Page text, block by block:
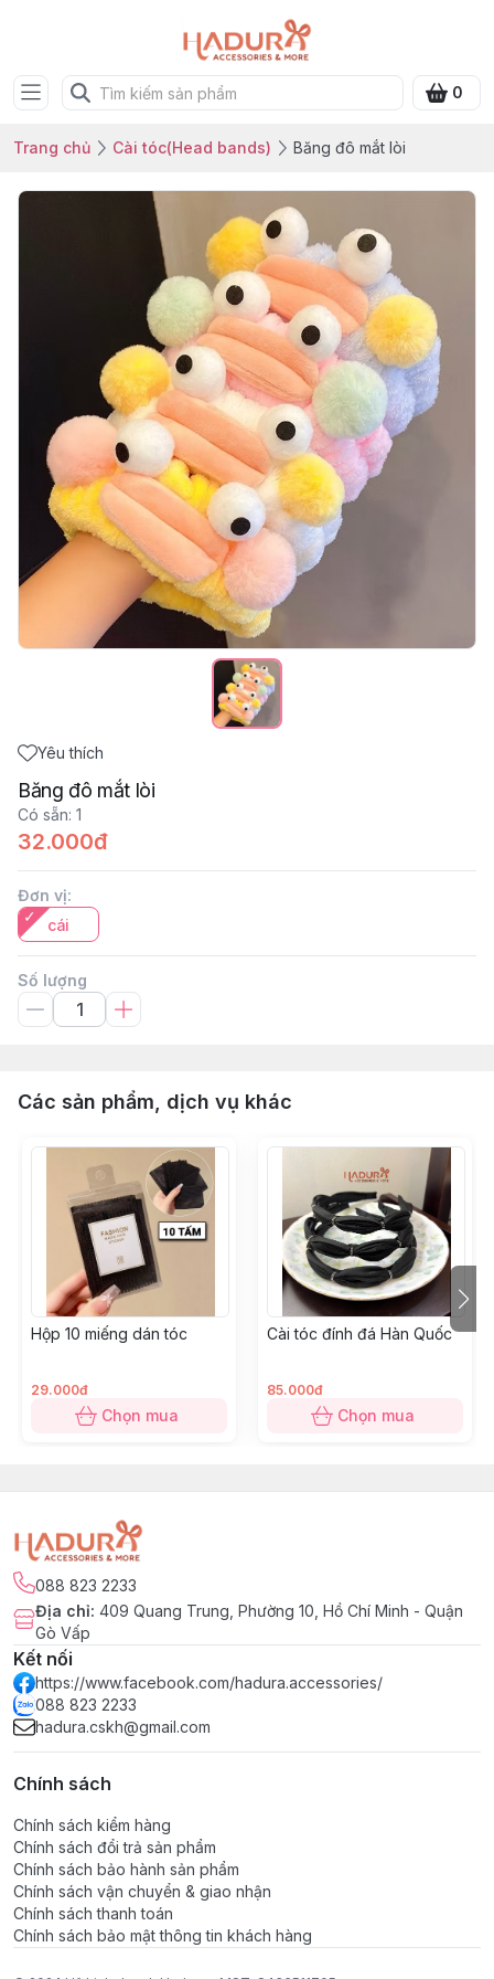
0
Trang chủ Cài tóc(Head bands) Băng đô mắt lòi
Yêu thích
Băng đô mắt lòi
Có sẵn: 1
32.000đ
Đơn vị:
cái
Số lượng
Các sản phẩm, dịch vụ khác
Hộp 10 miếng dán tóc
29.000đ
Chọn mua
Cài tóc đính đá Hàn Quốc
85.000đ
Chọn mua
088 823 2233
Địa chỉ: 409 Quang Trung, Phường 10, Hồ Chí Minh - Quận
Gò Vấp
Kết nối
https://www.facebook.com/hadura.accessories/
088 823 2233
hadura.cskh@gmail.com
Chính sách
Chính sách kiểm hàng
Chính sách đổi trả sản phẩm
Chính sách bảo hành sản phẩm
Chính sách vận chuyển & giao nhận
Chính sách thanh toán
Chính sách bảo mật thông tin khách hàng